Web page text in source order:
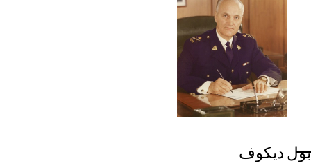
بول ديكوف